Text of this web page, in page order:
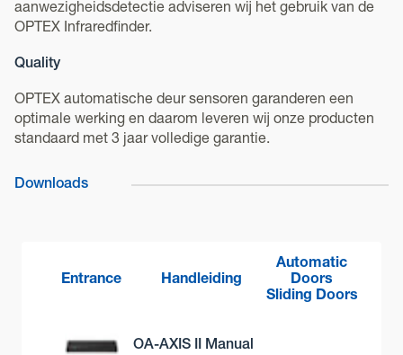
aanwezigheidsdetectie adviseren wij het gebruik van de
OPTEX Infraredfinder.
Quality
OPTEX automatische deur sensoren garanderen een
optimale werking en daarom leveren wij onze producten
standaard met 3 jaar volledige garantie.
Downloads
OA-AXIS II Manual
Entrance Handleiding
Automatic
Doors
Sliding Doors